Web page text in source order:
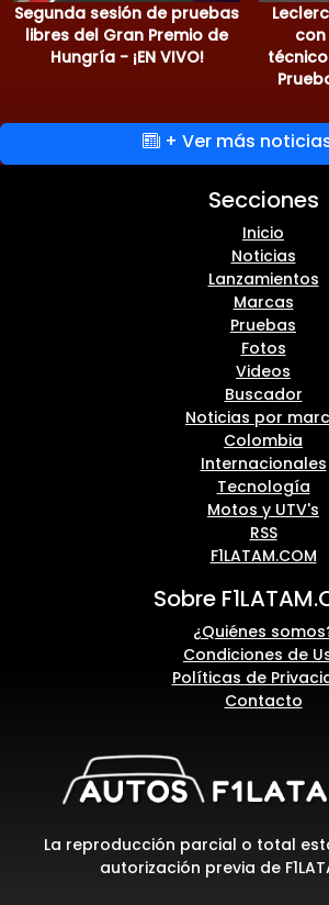
Segunda sesión de pruebas
libres del Gran Premio de
Hungría - ¡EN VIVO!
+ Ver más
Secciones
Inicio
Noticias
Lanzamientos
Marcas
Pruebas
Fotos
Videos
Buscador
Noticias por
Colombia
Internacionales
Tecnología
Motos y UTV's
RSS
F1LATAM.COM
Sobre
¿Quiénes
Condiciones de
Políticas de
Contacto
La reproducción parcial o total
autorización previa de